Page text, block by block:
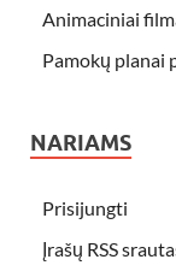
Animaciniai
Pamokų planai
NARIAMS
Prisijungti
Įrašų RSS